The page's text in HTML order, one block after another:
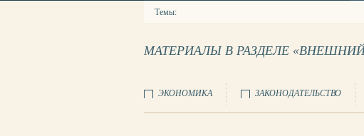
Темы:
МАТЕРИАЛЫ В РАЗДЕЛЕ
ЭКОНОМИКА ЗАКОНОДАТЕЛЬСТВО